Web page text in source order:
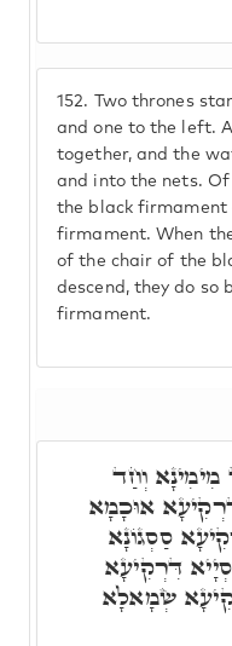
152.
Two thrones
and one to the left.
together, and the
and into the nets.
the black firmament
firmament. When
of the chair of the
descend, they do so
firmament.
מִימִינָא וְחַד
אוּכָמָא
סַסְגוֹנָא
דִּרְקִיעָא
שְׂמָאלָא